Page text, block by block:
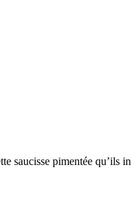
saucisse pimentée qu’ils